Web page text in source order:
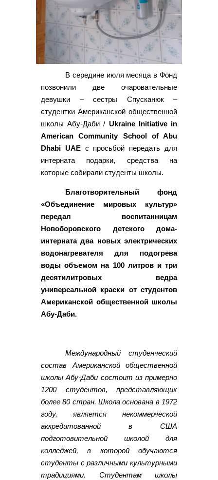
В середине июля месяца в Фонд
позвонили две очаровательные
девушки – сестры Спусканюк –
студентки Американской общественной
школы Абу-Даби / Ukraine Initiative in
American Community School of Abu
Dhabi UAEс просьбой передать для
интерната подарки, средства на
которые собирали студенты школы.
Благотворительный фонд
«Объединение мировых культур»
передал воспитанницам
Новоборовского детского дома-
интерната два новых электрических
водонагревателя для подогрева
воды объемом на 100 литров и три
десятилитровых ведра
универсальной краски от студентов
Американской общественной школы
Абу-Даби.
Международный студенческий
состав Американской общественной
школы Абу-Даби состоит из примерно
1200 студентов, представляющих
более 80 стран. Школа основана в 1972
году, является некоммерческой
аккредитованной в США
подготовительной школой для
колледжей, в которой обучаются
студенты с различными культурными
традициями. Студентам школы